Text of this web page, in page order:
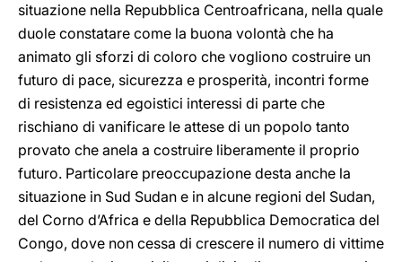
situazione nella Repubblica Centroafricana, nella quale
duole constatare come la buona volontà che ha
animato gli sforzi di coloro che vogliono costruire un
futuro di pace, sicurezza e prosperità, incontri forme
di resistenza ed egoistici interessi di parte che
rischiano di vanificare le attese di un popolo tanto
provato che anela a costruire liberamente il proprio
futuro. Particolare preoccupazione desta anche la
situazione in Sud Sudan e in alcune regioni del Sudan,
del Corno d’Africa e della Repubblica Democratica del
Congo, dove non cessa di crescere il numero di vittime